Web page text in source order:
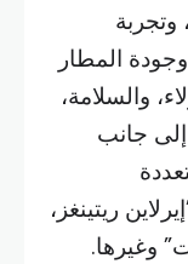
المطار
والسلامة،
جانب
ريتينغز،
وغيرها.